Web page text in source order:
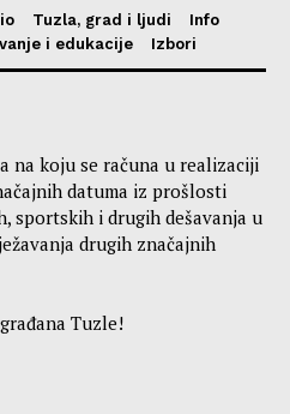
Tuzla, grad i ljudi
Info
i edukacije Izbori
na koju se računa u realizaciji
datuma iz prošlosti
sportskih i drugih dešavanja u
drugih značajnih
Tuzle!